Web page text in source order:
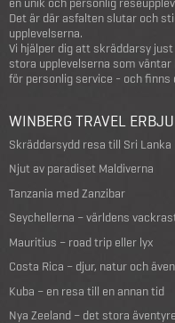
Det är där asfalten slutar och
upplevelserna.
Vi hjälper dig att skräddarsy
stora upplevelserna som väntar
för personlig service - och finns
WINBERG TRAVEL
Skräddarsydd resa till Sri Lanka
Njut av paradiset Maldiverna
Tanzania med Zanzibar
Seychellerna – världens
Mauritius – road trip eller lyx
Costa Rica – djur, natur och
Kuba – en resa till en annan tid
Nya Zeeland – det stora